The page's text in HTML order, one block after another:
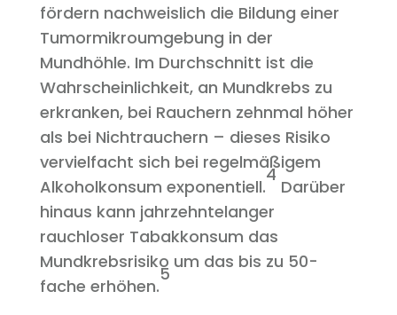
fördern nachweislich die Bildung einer
Tumormikroumgebung in der
Mundhöhle. Im Durchschnitt ist die
Wahrscheinlichkeit, an Mundkrebs zu
erkranken, bei Rauchern zehnmal höher
als bei Nichtrauchern – dieses Risiko
vervielfacht sich bei regelmäßigem
Alkoholkonsum exponentiell.
4
Darüber
hinaus kann jahrzehntelanger
rauchloser Tabakkonsum das
Mundkrebsrisiko um das bis zu 50-
fache erhöhen.
5